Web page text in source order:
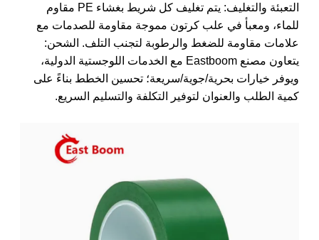
التعبئة والتغليف: يتم تغليف كل شريط بغشاء PE مقاوم
للماء، ومعبأ في علب كرتون مموجة مقاومة للصدمات مع
علامات مقاومة للضغط والرطوبة لتجنب التلف. الشحن:
يتعاون مصنع Eastboom مع الخدمات اللوجستية الدولية،
ويوفر خيارات بحرية/جوية/سريعة؛ تحسين الخطط بناءً على
كمية الطلب والعنوان لتوفير التكلفة والتسليم السريع.